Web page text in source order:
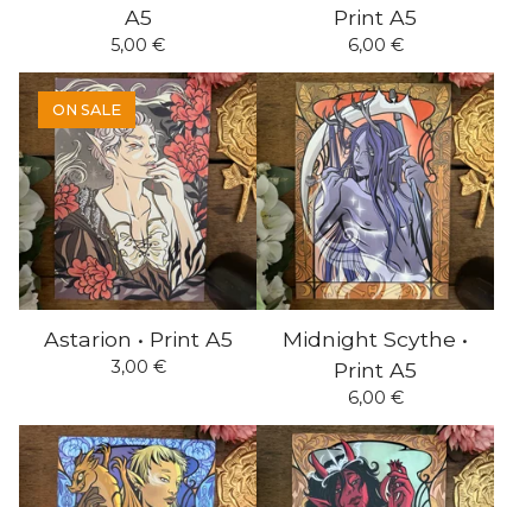
A5
5,00 €
Print A5
6,00 €
ON SALE
Astarion • Print A5
3,00 €
Midnight Scythe •
Print A5
6,00 €